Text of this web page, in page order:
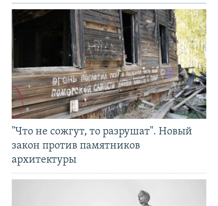
"Что не сожгут, то разрушат". Новый
закон против памятников
архитектуры